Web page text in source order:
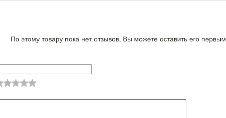
По этому товару пока нет отзывов, Вы можете оставить его первым